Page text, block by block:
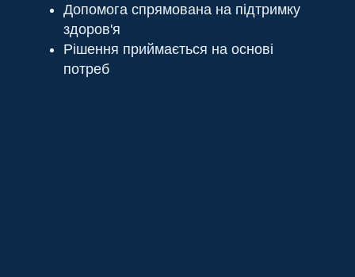
Допомога спрямована на підтримку
здоров'я
Рішення приймається на основі
потреб